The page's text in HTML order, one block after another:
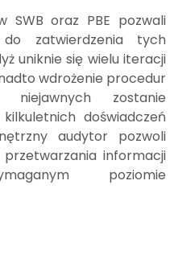
SWB oraz PBE pozwali
zatwierdzenia tych
uniknie się wielu iteracji
wdrożenie procedur
niejawnych zostanie
doświadczeń
audytor pozwoli
informacji
poziomie